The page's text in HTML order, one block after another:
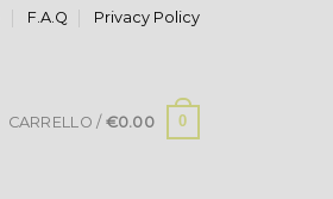
F.A.Q Privacy Policy
CARRELLO / €0.00 0